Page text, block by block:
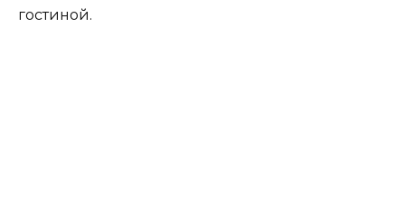
гостиной.